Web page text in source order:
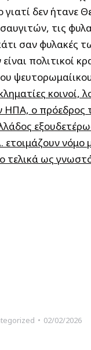
δεν ήτανε
τις
σαν φυλακές
πολιτικοί
κοινοί,
ο πρόεδρος
νόμο
τελικά ως
02/02/2026